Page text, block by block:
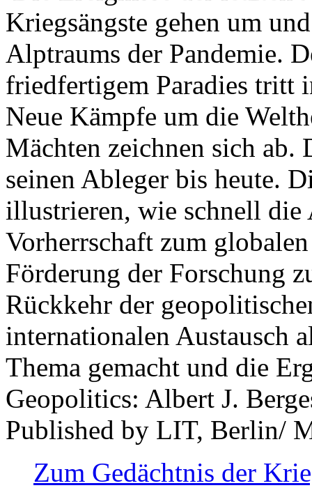
Kriegsängste gehen um
Alptraums der Pandemie.
friedfertigem Paradies tritt
Neue Kämpfe um die
Mächten zeichnen sich
seinen Ableger bis heute.
illustrieren, wie schnell die
Vorherrschaft zum
Förderung der Forschung
Rückkehr der
internationalen Austausch
Thema gemacht und die
Geopolitics: Albert J.
Published by LIT, Berlin/
Zum Gedächtnis der